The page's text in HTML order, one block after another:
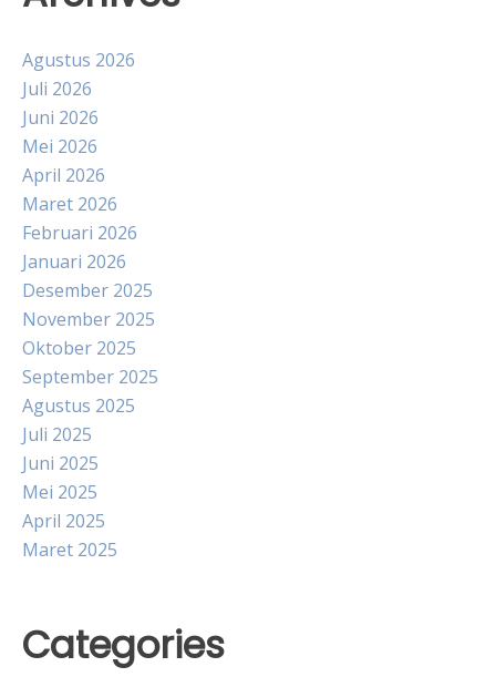
Agustus 2026
Juli 2026
Juni 2026
Mei 2026
April 2026
Maret 2026
Februari 2026
Januari 2026
Desember 2025
November 2025
Oktober 2025
September 2025
Agustus 2025
Juli 2025
Juni 2025
Mei 2025
April 2025
Maret 2025
Categories